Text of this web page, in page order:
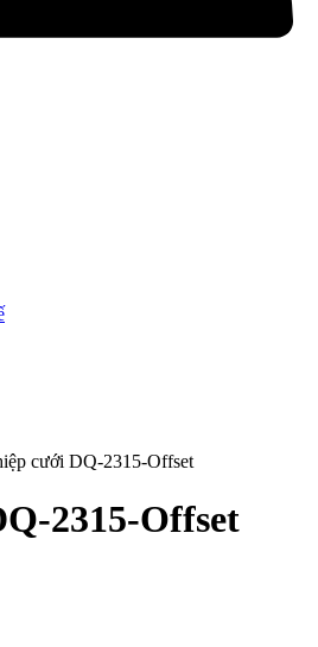
cưới DQ-2315-Offset
2315-Offset